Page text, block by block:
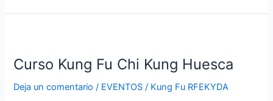
Curso Kung Fu Chi Kung Huesca
Deja un comentario / EVENTOS / Kung Fu RFEKYDA
Fu
Kung